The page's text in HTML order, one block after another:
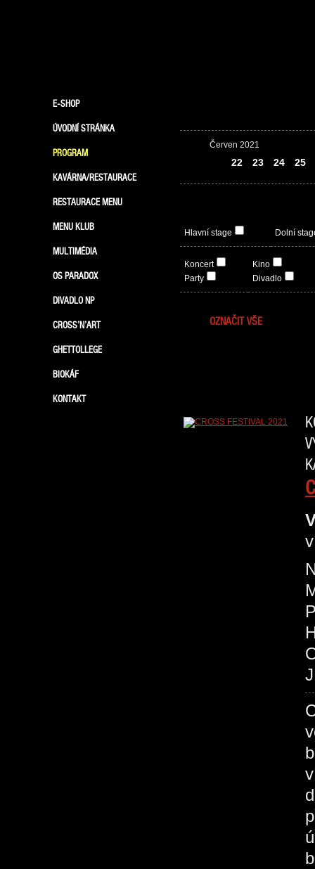
E-SHOP
ÚVODNÍ STRÁNKA
PROGRAM
KAVÁRNA/RESTAURACE
RESTAURACE MENU
MENU KLUB
MULTIMÉDIA
OS PARADOX
DIVADLO NP
CROSS’N’ART
GHETTOLLEGE
BIOKÁF
KONTAKT
Červen 2021
22 23 24 25
Hlavní stage Dolní
Koncert
Party
Kino
Divadlo
OZNAČIT VŠE